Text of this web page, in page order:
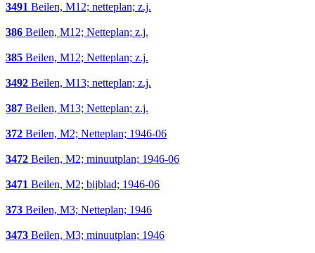
3491 Beilen, M12; netteplan; z.j.
386 Beilen, M12; Netteplan; z.j.
385 Beilen, M12; Netteplan; z.j.
3492 Beilen, M13; netteplan; z.j.
387 Beilen, M13; Netteplan; z.j.
372 Beilen, M2; Netteplan; 1946-06
3472 Beilen, M2; minuutplan; 1946-06
3471 Beilen, M2; bijblad; 1946-06
373 Beilen, M3; Netteplan; 1946
3473 Beilen, M3; minuutplan; 1946